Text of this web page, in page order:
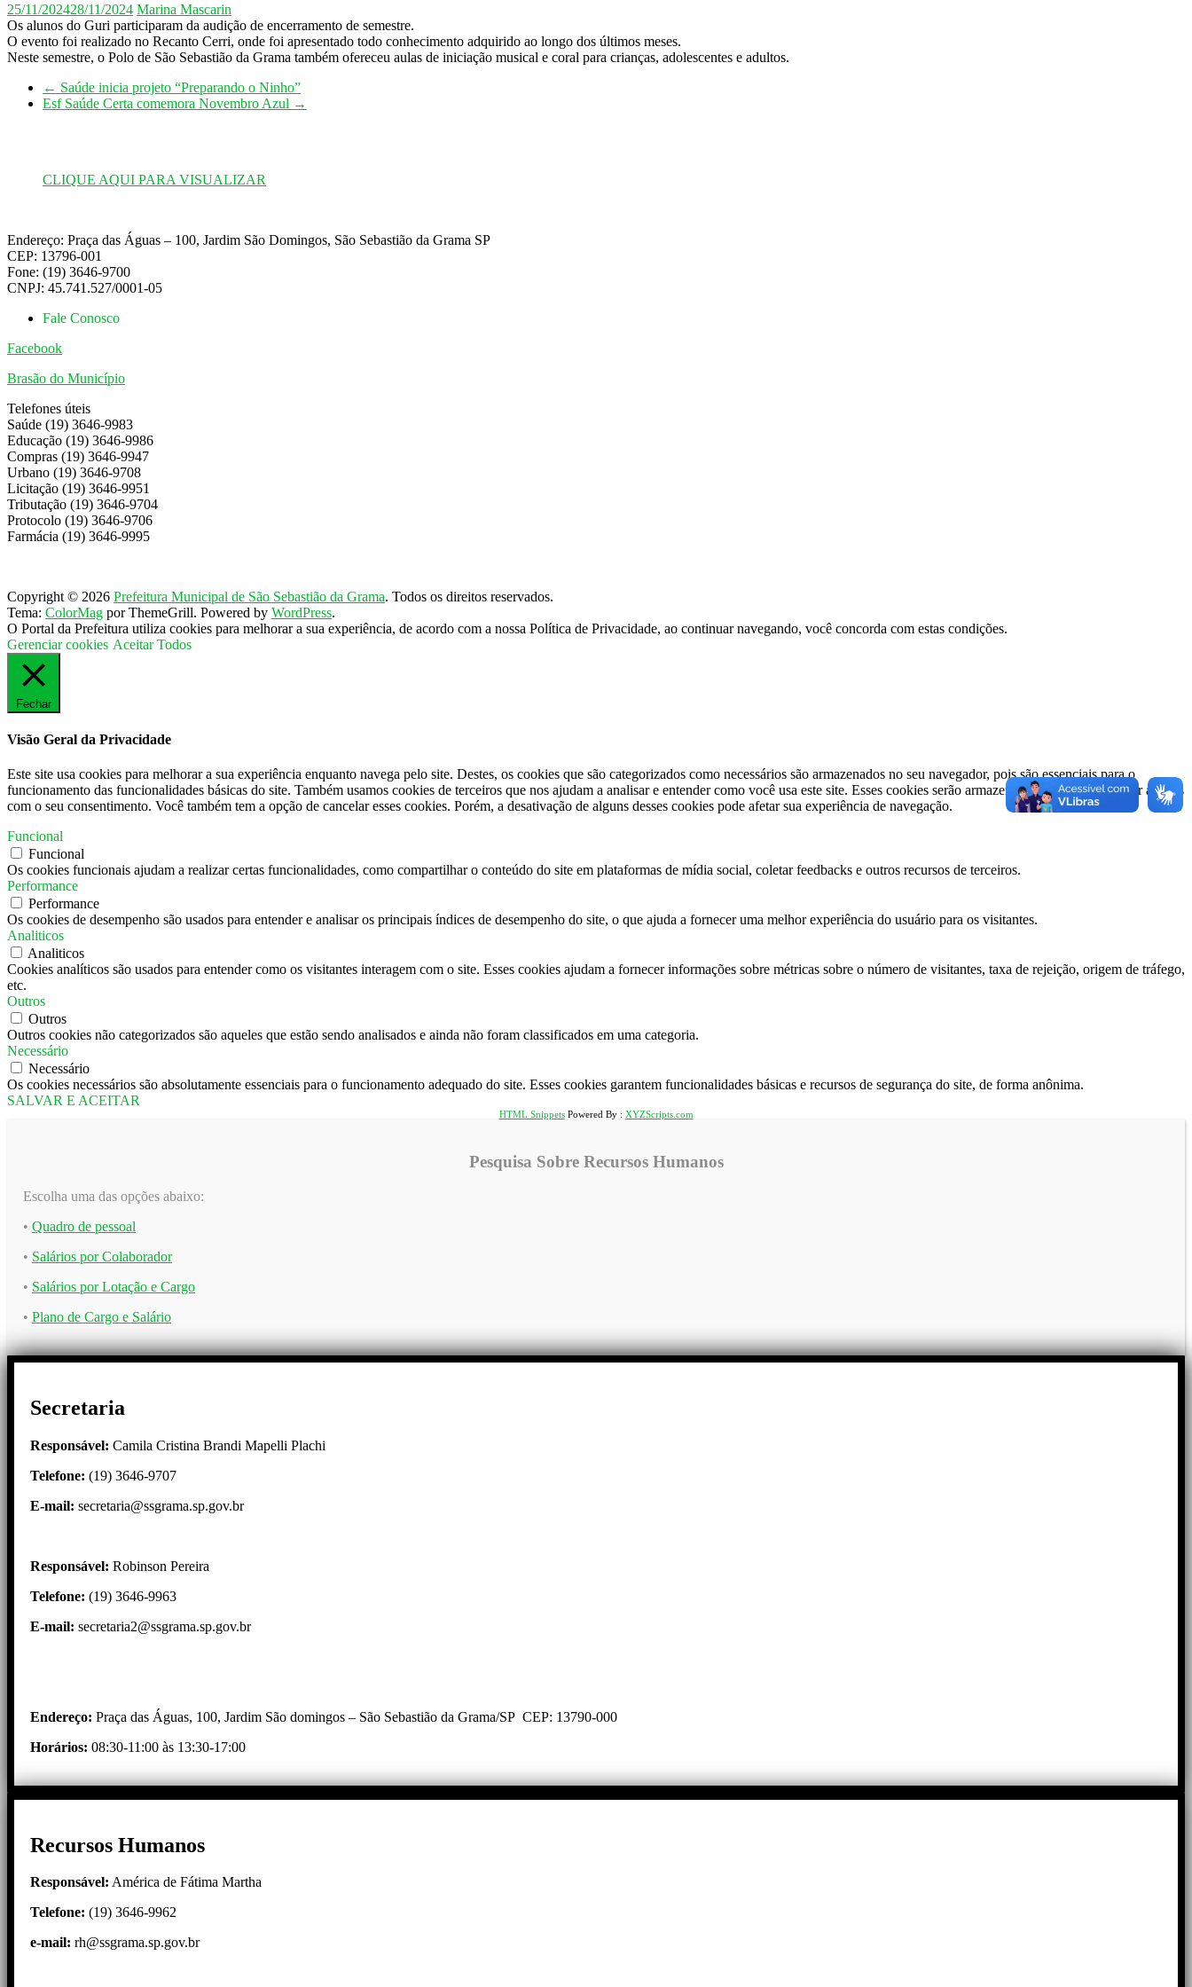
25/11/202428/11/2024 Marina Mascarin
Os alunos do Guri participaram da audição de encerramento de semestre.
O evento foi realizado no Recanto Cerri, onde foi apresentado todo conhecimento adquirido ao longo dos últimos meses.
Neste semestre, o Polo de São Sebastião da Grama também ofereceu aulas de iniciação musical e coral para crianças, adolescentes e adultos.
← Saúde inicia projeto “Preparando o Ninho”
Esf Saúde Certa comemora Novembro Azul →
CLIQUE AQUI PARA VISUALIZAR
Endereço: Praça das Águas – 100, Jardim São Domingos, São Sebastião da Grama SP
CEP: 13796-001
Fone: (19) 3646-9700
CNPJ: 45.741.527/0001-05
Fale Conosco
Facebook
Brasão do Município
Telefones úteis
Saúde (19) 3646-9983
Educação (19) 3646-9986
Compras (19) 3646-9947
Urbano (19) 3646-9708
Licitação (19) 3646-9951
Tributação (19) 3646-9704
Protocolo (19) 3646-9706
Farmácia (19) 3646-9995
Copyright © 2026 Prefeitura Municipal de São Sebastião da Grama. Todos os direitos reservados.
Tema: ColorMag por ThemeGrill. Powered by WordPress.
O Portal da Prefeitura utiliza cookies para melhorar a sua experiência, de acordo com a nossa Política de Privacidade, ao continuar navegando, você concorda com estas condições.
Gerenciar cookies Aceitar Todos
Fechar
Visão Geral da Privacidade
Este site usa cookies para melhorar a sua experiência enquanto navega pelo site. Destes, os cookies que são categorizados como necessários são armazenados no seu navegador, pois são essenciais para o
funcionamento das funcionalidades básicas do site. Também usamos cookies de terceiros que nos ajudam a analisar e entender como você usa este site. Esses cookies serão armazenados em seu navegador apenas
com o seu consentimento. Você também tem a opção de cancelar esses cookies. Porém, a desativação de alguns desses cookies pode afetar sua experiência de navegação.
Funcional
Funcional
Os cookies funcionais ajudam a realizar certas funcionalidades, como compartilhar o conteúdo do site em plataformas de mídia social, coletar feedbacks e outros recursos de terceiros.
Performance
Performance
Os cookies de desempenho são usados ​​para entender e analisar os principais índices de desempenho do site, o que ajuda a fornecer uma melhor experiência do usuário para os visitantes.
Analiticos
Analiticos
Cookies analíticos são usados ​​para entender como os visitantes interagem com o site. Esses cookies ajudam a fornecer informações sobre métricas sobre o número de visitantes, taxa de rejeição, origem de tráfego,
etc.
Outros
Outros
Outros cookies não categorizados são aqueles que estão sendo analisados ​​e ainda não foram classificados em uma categoria.
Necessário
Necessário
Os cookies necessários são absolutamente essenciais para o funcionamento adequado do site. Esses cookies garantem funcionalidades básicas e recursos de segurança do site, de forma anônima.
SALVAR E ACEITAR
HTML SnippetsPowered By : XYZScripts.com
Pesquisa Sobre Recursos Humanos
Escolha uma das opções abaixo:
• Quadro de pessoal
• Salários por Colaborador
• Salários por Lotação e Cargo
• Plano de Cargo e Salário
Secretaria
Responsável: Camila Cristina Brandi Mapelli Plachi
Telefone: (19) 3646-9707
E-mail: secretaria@ssgrama.sp.gov.br
Responsável: Robinson Pereira
Telefone: (19) 3646-9963
E-mail: secretaria2@ssgrama.sp.gov.br
Endereço: Praça das Águas, 100, Jardim São domingos – São Sebastião da Grama/SP CEP: 13790-000
Horários: 08:30-11:00 às 13:30-17:00
Recursos Humanos
Responsável: América de Fátima Martha
Telefone: (19) 3646-9962
e-mail: rh@ssgrama.sp.gov.br